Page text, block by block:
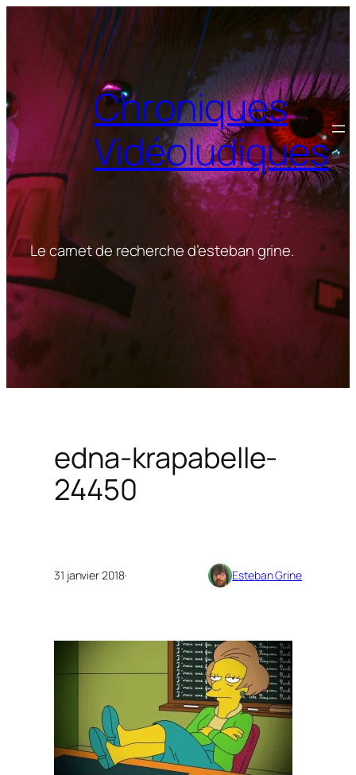
Chroniques
Vidéoludiques
Le carnet de recherche d’esteban grine.
edna-krapabelle-
24450
31 janvier 2018· Esteban Grine